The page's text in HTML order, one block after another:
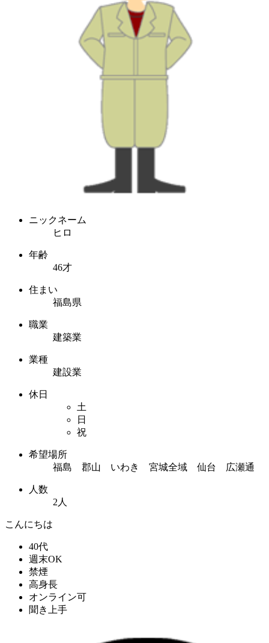
ニックネーム
ヒロ
年齢
46才
住まい
福島県
職業
建築業
業種
建設業
休日
土
日
祝
希望場所
福島 郡山 いわき 宮城全域 仙台 広瀬通
人数
2人
こんにちは
40代
週末OK
禁煙
高身長
オンライン可
聞き上手